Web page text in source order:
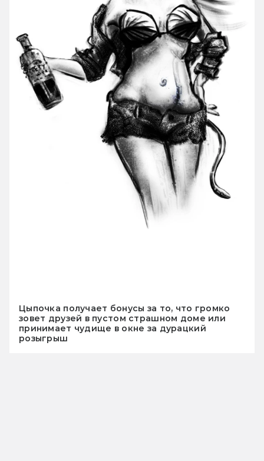
Цыпочка получает бонусы за то, что громко
зовет друзей в пустом страшном доме или
принимает чудище в окне за дурацкий
розыгрыш